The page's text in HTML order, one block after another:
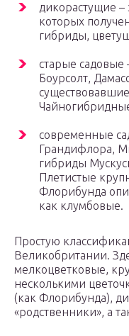
дикорастущие –
которых
гибриды,
старые садовые
Боурсолт,
современные
Грандифлора,
гибриды
Плетистые
Флорибунда
как клумбовые.
Простую
Великобритании.
мелкоцветковые,
несколькими
(как Флорибунда),
«родственники», а